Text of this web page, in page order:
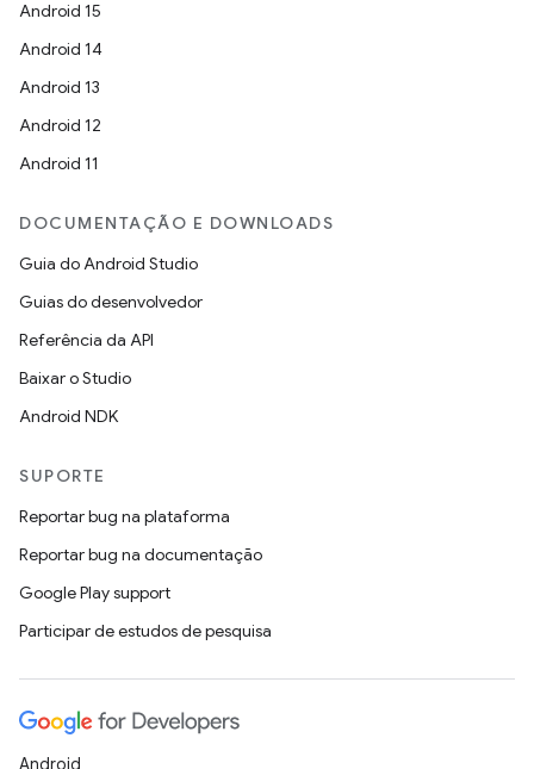
Android 15
Android 14
Android 13
Android 12
Android 11
DOCUMENTAÇÃO E DOWNLOADS
Guia do Android Studio
Guias do desenvolvedor
Referência da API
Baixar o Studio
Android NDK
SUPORTE
Reportar bug na plataforma
Reportar bug na documentação
Google Play support
Participar de estudos de pesquisa
Android